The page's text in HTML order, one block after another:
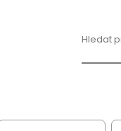
Hledat: